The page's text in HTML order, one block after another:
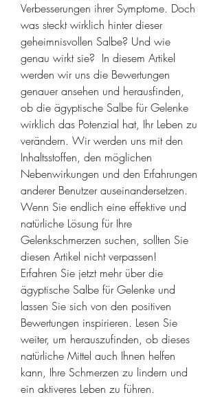
Verbesserungen ihrer Symptome. Doch
was steckt wirklich hinter dieser
geheimnisvollen Salbe? Und wie
genau wirkt sie?  In diesem Artikel
werden wir uns die Bewertungen
genauer ansehen und herausfinden,
ob die ägyptische Salbe für Gelenke
wirklich das Potenzial hat, Ihr Leben zu
verändern. Wir werden uns mit den
Inhaltsstoffen, den möglichen
Nebenwirkungen und den Erfahrungen
anderer Benutzer auseinandersetzen.
Wenn Sie endlich eine effektive und
natürliche Lösung für Ihre
Gelenkschmerzen suchen, sollten Sie
diesen Artikel nicht verpassen!
Erfahren Sie jetzt mehr über die
ägyptische Salbe für Gelenke und
lassen Sie sich von den positiven
Bewertungen inspirieren. Lesen Sie
weiter, um herauszufinden, ob dieses
natürliche Mittel auch Ihnen helfen
kann, Ihre Schmerzen zu lindern und
ein aktiveres Leben zu führen.